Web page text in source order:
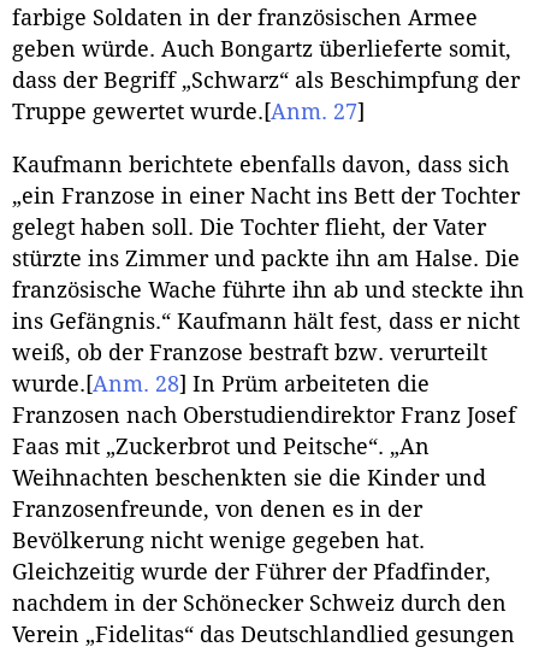
farbige Soldaten in der französischen Armee
geben würde. Auch Bongartz überlieferte somit,
dass der Begriff „Schwarz“ als Beschimpfung der
Truppe gewertet wurde. [Anm. 27]
Kaufmann berichtete ebenfalls davon, dass sich
„ein Franzose in einer Nacht ins Bett der Tochter
gelegt haben soll. Die Tochter flieht, der Vater
stürzte ins Zimmer und packte ihn am Halse. Die
französische Wache führte ihn ab und steckte ihn
ins Gefängnis.“ Kaufmann hält fest, dass er nicht
weiß, ob der Franzose bestraft bzw. verurteilt
wurde. [Anm. 28] In Prüm arbeiteten die
Franzosen nach Oberstudiendirektor Franz Josef
Faas mit „Zuckerbrot und Peitsche“. „An
Weihnachten beschenkten sie die Kinder und
Franzosenfreunde, von denen es in der
Bevölkerung nicht wenige gegeben hat.
Gleichzeitig wurde der Führer der Pfadfinder,
nachdem in der Schönecker Schweiz durch den
Verein „Fidelitas“ das Deutschlandlied gesungen